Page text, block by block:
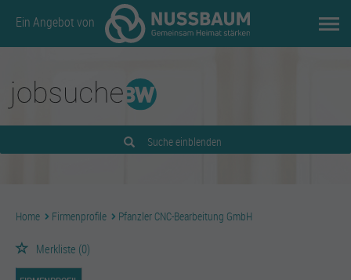
Ein Angebot von
Suche einblenden
Home Firmenprofile Pfanzler CNC-Bearbeitung GmbH
Merkliste (0)